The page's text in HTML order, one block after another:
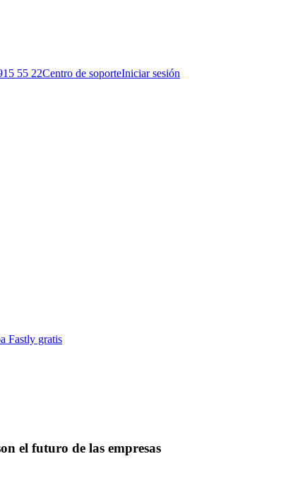
55 22Centro de soporteIniciar sesión
Fastly gratis
el futuro de las empresas